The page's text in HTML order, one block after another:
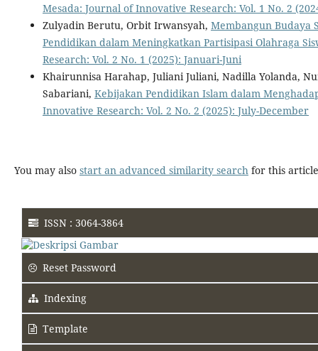
Mesada: Journal of Innovative Research: Vol. 1 No. 2
Zulyadin Berutu, Orbit Irwansyah, Membangun Budaya
Pendidikan dalam Meningkatkan Partisipasi Olahraga
Research: Vol. 2 No. 1 (2025): Januari-Juni
Khairunnisa Harahap, Juliani Juliani, Nadilla Yolanda,
Sabariani, Kebijakan Pendidikan Islam dalam
Innovative Research: Vol. 2 No. 2 (2025): July-December
You may also start an advanced similarity searchfor this
ISSN : 3064-3864
Reset Password
Indexing
Template